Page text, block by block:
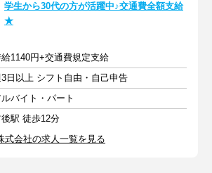
学生から30代の方が活躍中♪交通費全額支給
★
1140円+交通費規定支給
日以上 シフト自由・自己申告
ルバイト・パート
駅 徒歩12分
式会社の求人一覧を見る